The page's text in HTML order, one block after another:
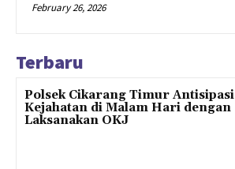
February 26, 2026
Terbaru
Polsek Cikarang Timur Antisipasi
Kejahatan di Malam Hari dengan
Laksanakan OKJ